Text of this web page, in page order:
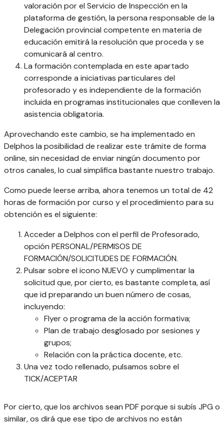
valoración por el Servicio de Inspección en la
plataforma de gestión, la persona responsable de la
Delegación provincial competente en materia de
educación emitirá la resolución que proceda y se
comunicará al centro.
La formación contemplada en este apartado
corresponde a iniciativas particulares del
profesorado y es independiente de la formación
incluida en programas institucionales que conlleven la
asistencia obligatoria.
Aprovechando este cambio, se ha implementado en
Delphos la posibilidad de realizar este trámite de forma
online, sin necesidad de enviar ningún documento por
otros canales, lo cual simplifica bastante nuestro trabajo.
Como puede leerse arriba, ahora tenemos un total de 42
horas de formación por curso y el procedimiento para su
obtención es el siguiente:
Acceder a Delphos con el perfil de Profesorado,
opción PERSONAL/PERMISOS DE
FORMACIÓN/SOLICITUDES DE FORMACIÓN.
Pulsar sobre el icono NUEVO y cumplimentar la
solicitud que, por cierto, es bastante completa, así
que id preparando un buen número de cosas,
incluyendo:
Flyer o programa de la acción formativa;
Plan de trabajo desglosado por sesiones y
grupos;
Relación con la práctica docente, etc.
Una vez todo rellenado, pulsamos sobre el
TICK/ACEPTAR
Por cierto, que los archivos sean PDF porque si subís JPG o
similar, os dirá que ese tipo de archivos no están